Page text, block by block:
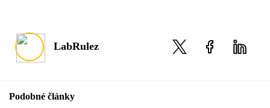
LabRulez
Podobné články